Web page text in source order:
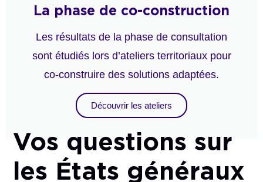
La phase de co-construction
Les résultats de la phase de consultation
sont étudiés lors d’ateliers territoriaux pour
co-construire des solutions adaptées.
Découvrir les ateliers
Vos questions sur
les États généraux